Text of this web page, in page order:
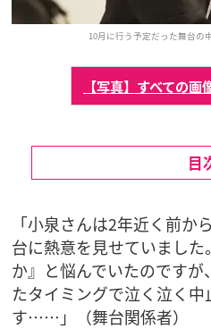
10月に行う予定だった舞台の
【写真】すべての画
目
「小泉さんは2年近く前か
台に熱意を見せていまし
か』と悩んでいたのです
たタイミングで泣く泣く
す……」（舞台関係者）